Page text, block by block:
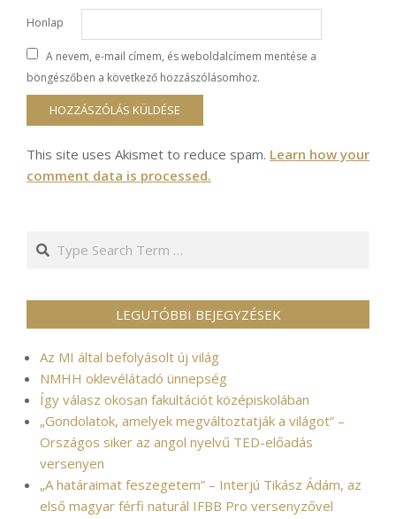
Honlap
A nevem, e-mail címem, és weboldalcímem mentése a
böngészőben a következő hozzászólásomhoz.
This site uses Akismet to reduce spam. Learn how your
comment data is processed.
Search
LEGUTÓBBI BEJEGYZÉSEK
Az MI által befolyásolt új világ
NMHH oklevélátadó ünnepség
Így válasz okosan fakultációt középiskolában
„Gondolatok, amelyek megváltoztatják a világot” –
Országos siker az angol nyelvű TED-előadás
versenyen
„A határaimat feszegetem” – Interjú Tikász Ádám, az
első magyar férfi naturál IFBB Pro versenyzővel